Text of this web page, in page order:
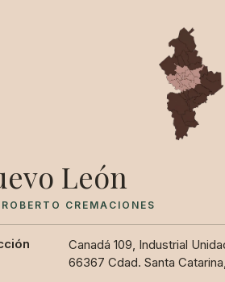
León
CREMACIONES
Canadá 109, Industrial
66367 Cdad. Santa